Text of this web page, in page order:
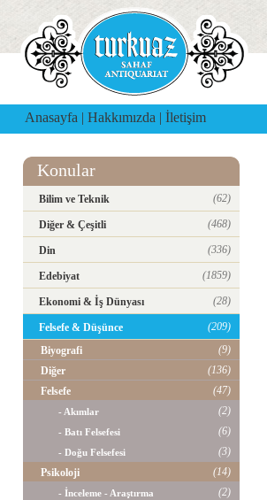
Anasayfa | Hakkımızda | İletişim
Konular
Bilim ve Teknik (62)
Diğer & Çeşitli (468)
Din (336)
Edebiyat (1859)
Ekonomi & İş Dünyası (28)
Felsefe & Düşünce
(209)
Biyografi
(9)
Diğer
(136)
Felsefe
(47)
- Akımlar (2)
- Batı Felsefesi (6)
- Doğu Felsefesi
(3)
Psikoloji
(14)
- İnceleme - Araştırma (2)